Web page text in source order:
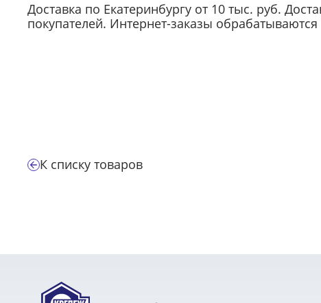
Доставка по Екатеринбургу от 10 тыс. руб.
покупателей. Интернет-заказы
К списку товаров